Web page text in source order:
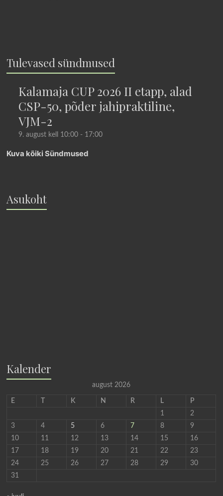
Tulevased sündmused
Kalamaja CUP 2026 II etapp, alad
CSP-50, põder jahipraktiline,
VJM-2
9. august kell 10:00 - 17:00
Kuva kõiki Sündmused
Asukoht
Kalender
august 2026
E K N R L
P
1
2
3
4 5 6 7 8
9
10
11 12 13 14 15
16
17
18 19 20 21 22
23
24
25 26 27 28 29
30
31